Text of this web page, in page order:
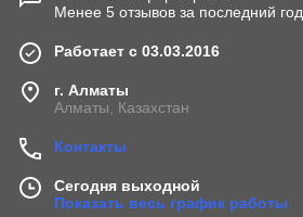
Менее 5 отзывов за последний год
Работает с 03.03.2016
г. Алматы
Алматы, Казахстан
Контакты
Сегодня выходной
Показать весь график работы